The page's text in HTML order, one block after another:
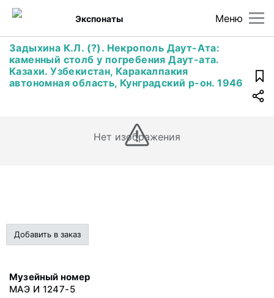
Меню
Экспонаты
Задыхина К.Л. (?). Некрополь Даут-Ата:
каменный столб у погребения Даут-ата.
Казахи. Узбекистан, Каракалпакия
автономная область, Кунградский р-он. 1946
Нет изображения
Добавить в заказ
Музейный номер
МАЭ И 1247-5